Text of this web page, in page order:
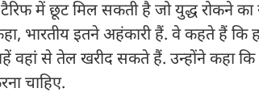
में छूट मिल सकती है जो युद्ध रोकने का
भारतीय इतने अहंकारी हैं. वे कहते हैं कि
वहां से तेल खरीद सकते हैं. उन्होंने कहा
चाहिए.